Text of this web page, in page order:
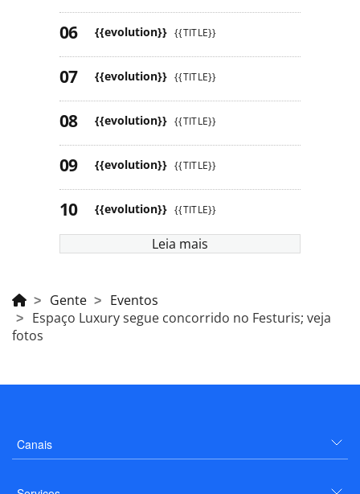
{{evolution}} {{TITLE}}
{{evolution}} {{TITLE}}
{{evolution}} {{TITLE}}
{{evolution}} {{TITLE}}
{{evolution}} {{TITLE}}
Leia mais
Gente
Eventos
Espaço Luxury segue concorrido no Festuris; veja
fotos
Canais